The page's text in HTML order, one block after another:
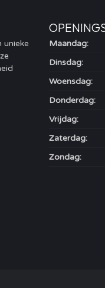
unieke
Maandag:
Dinsdag:
Woensdag:
Donderdag:
Vrijdag:
Zaterdag:
Zondag: